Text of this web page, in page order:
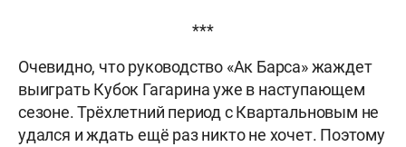
***
Очевидно, что руководство «Ак Барса» жаждет
выиграть Кубок Гагарина уже в наступающем
сезоне. Трёхлетний период с Квартальновым не
удался и ждать ещё раз никто не хочет. Поэтому